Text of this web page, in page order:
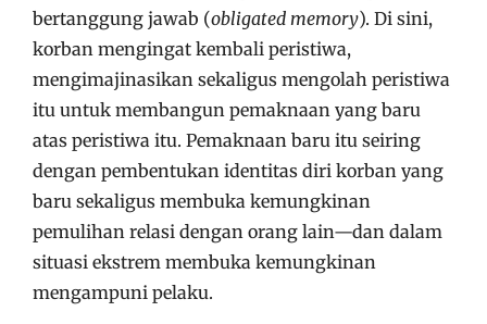
bertanggung jawab (obligated memory). Di sini,
korban mengingat kembali peristiwa,
mengimajinasikan sekaligus mengolah peristiwa
itu untuk membangun pemaknaan yang baru
atas peristiwa itu. Pemaknaan baru itu seiring
dengan pembentukan identitas diri korban yang
baru sekaligus membuka kemungkinan
pemulihan relasi dengan orang lain—dan dalam
situasi ekstrem membuka kemungkinan
mengampuni pelaku.